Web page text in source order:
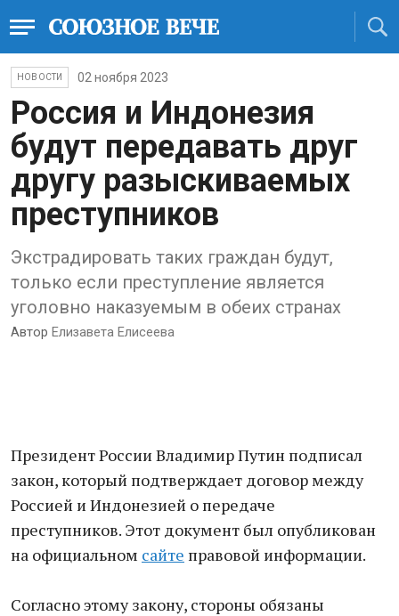
НОВОСТИ 02 ноября 2023
Россия и Индонезия
будут передавать друг
другу разыскиваемых
преступников
Экстрадировать таких граждан будут,
только если преступление является
уголовно наказуемым в обеих странах
Автор Елизавета Елисеева
Президент России Владимир Путин подписал
закон, который подтверждает договор между
Россией и Индонезией о передаче
преступников. Этот документ был опубликован
на официальном сайте правовой информации.
Согласно этому закону, стороны обязаны